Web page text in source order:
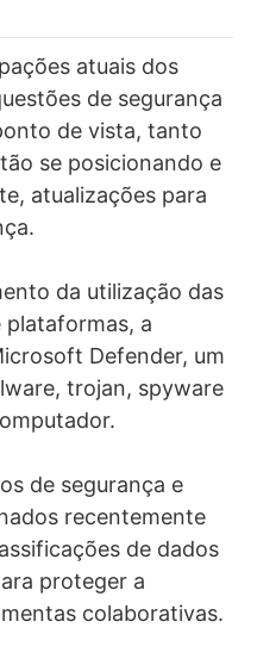
atuais dos
de segurança
de vista, tanto
se posicionando e
atualizações para
da utilização das
a
Defender, um
trojan, spyware
de segurança e
recentemente
de dados
proteger a
colaborativas.